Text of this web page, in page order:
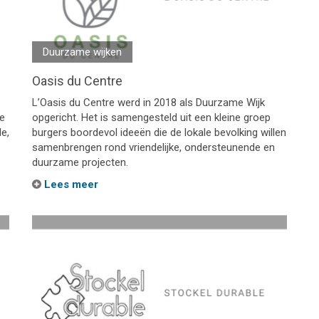
Duurzame wijken
Oasis du Centre
L’Oasis du Centre werd in 2018 als Duurzame Wijk
opgericht. Het is samengesteld uit een kleine groep
burgers boordevol ideeën die de lokale bevolking willen
samenbrengen rond vriendelijke, ondersteunende en
duurzame projecten.
Lees meer